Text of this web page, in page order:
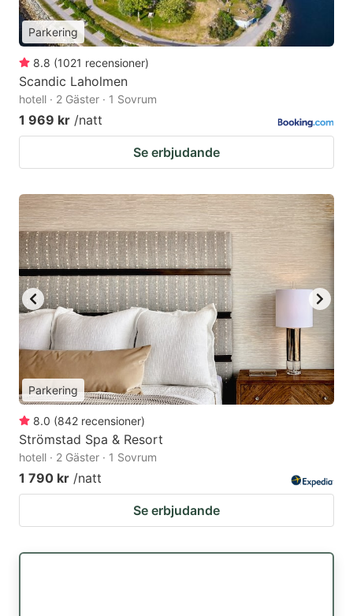
Parkering
8.8 (1021 recensioner)
Scandic Laholmen
hotell · 2 Gäster · 1 Sovrum
1 969 kr /natt
Se erbjudande
Parkering
8.0 (842 recensioner)
Strömstad Spa & Resort
hotell · 2 Gäster · 1 Sovrum
1 790 kr /natt
Se erbjudande